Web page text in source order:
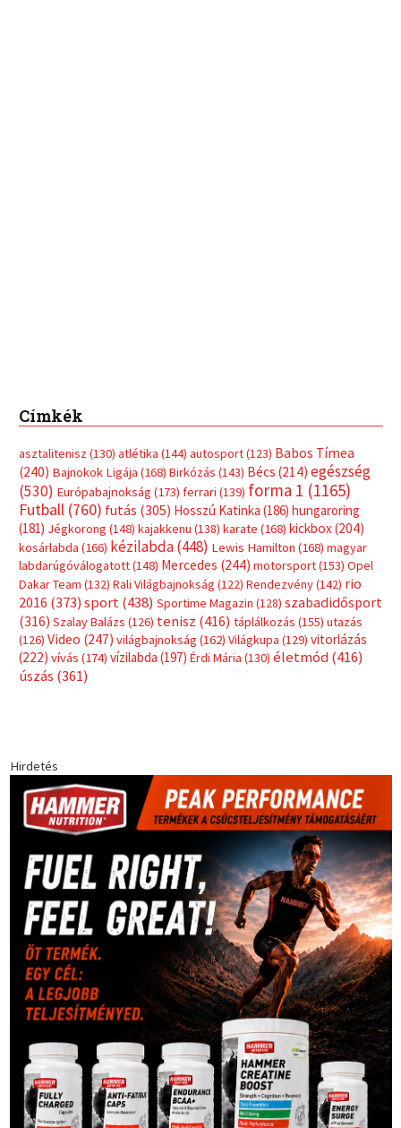
Címkék
(181)Jégkorong(148)kajakkenu(138)karate(168)kickbox(204)
kosárlabda(166)kézilabda(448)Lewis Hamilton(168) magyar
labdarúgóválogatott
(148) Mercedes (244)motorsport(153)Opel
Dakar Team(132)Rali Világbajnokság(122)Rendezvény(142)rio
Sportime Magazin(128) szabadidősport
(316) Szalay Balázs (126)tenisz(416)táplálkozás(155)utazás
(126) Video(247)világbajnokság (162)Világkupa(129)vitorlázás
(222)vívás(174) vízilabda(197) Érdi Mária(130)életmód(416)
úszás(361)
Hirdetés